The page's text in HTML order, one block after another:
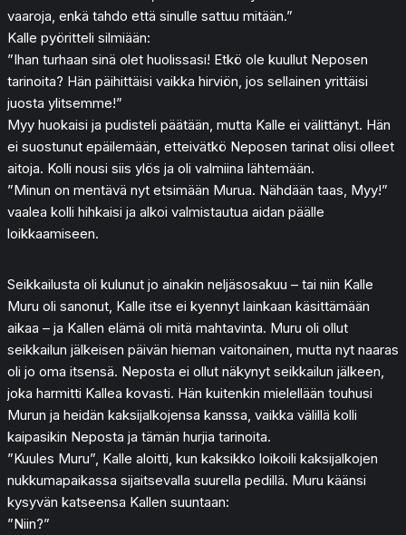
vaaroja, enkä tahdo että sinulle sattuu mitään.”
Kalle pyöritteli silmiään:
”Ihan turhaan sinä olet huolissasi! Etkö ole kuullut Neposen
tarinoita? Hän päihittäisi vaikka hirviön, jos sellainen yrittäisi
juosta ylitsemme!”
Myy huokaisi ja pudisteli päätään, mutta Kalle ei välittänyt. Hän
ei suostunut epäilemään, etteivätkö Neposen tarinat olisi olleet
aitoja. Kolli nousi siis ylös ja oli valmiina lähtemään.
”Minun on mentävä nyt etsimään Murua. Nähdään taas, Myy!”
vaalea kolli hihkaisi ja alkoi valmistautua aidan päälle
loikkaamiseen.
Seikkailusta oli kulunut jo ainakin neljäsosakuu – tai niin Kalle
Muru oli sanonut, Kalle itse ei kyennyt lainkaan käsittämään
aikaa – ja Kallen elämä oli mitä mahtavinta. Muru oli ollut
seikkailun jälkeisen päivän hieman vaitonainen, mutta nyt naaras
oli jo oma itsensä. Neposta ei ollut näkynyt seikkailun jälkeen,
joka harmitti Kallea kovasti. Hän kuitenkin mielellään touhusi
Murun ja heidän kaksijalkojensa kanssa, vaikka välillä kolli
kaipasikin Neposta ja tämän hurjia tarinoita.
”Kuules Muru”, Kalle aloitti, kun kaksikko loikoili kaksijalkojen
nukkumapaikassa sijaitsevalla suurella pedillä. Muru käänsi
kysyvän katseensa Kallen suuntaan:
”Niin?”